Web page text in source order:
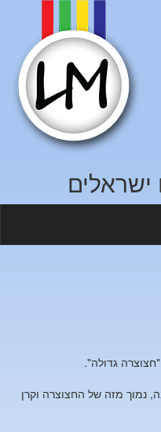
ישראלים
גדולה".
נמוך מזה של החצוצרה וקרן